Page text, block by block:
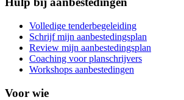
Volledige tenderbegeleiding
Schrijf mijn aanbestedingsplan
Review mijn aanbestedingsplan
Coaching voor planschrijvers
Workshops aanbestedingen
Voor wie